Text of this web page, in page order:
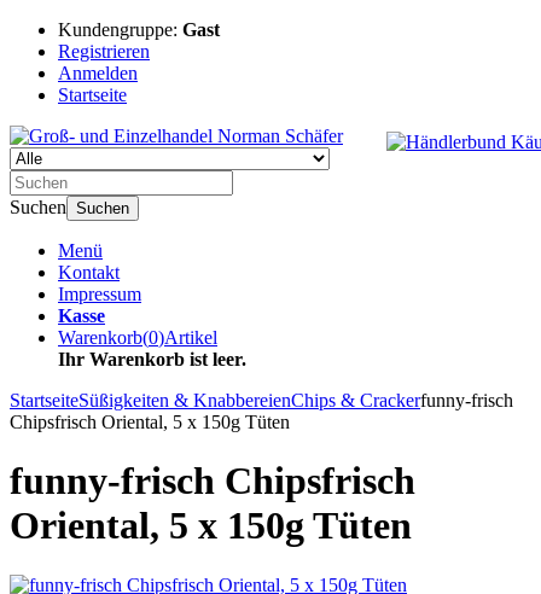
Kundengruppe: Gast
Registrieren
Anmelden
Startseite
Suchen Suchen
Menü
Kontakt
Impressum
Kasse
Warenkorb(0)Artikel
Ihr Warenkorb ist leer.
StartseiteSüßigkeiten & KnabbereienChips & Crackerfunny-frisch
Chipsfrisch Oriental, 5 x 150g Tüten
funny-frisch Chipsfrisch
Oriental, 5 x 150g Tüten